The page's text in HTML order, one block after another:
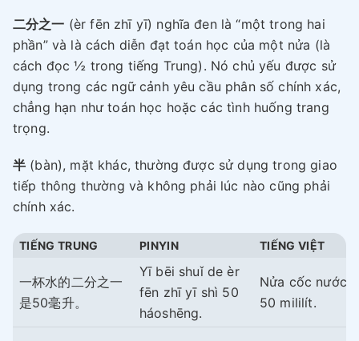
二分之一 (èr fēn zhī yī) nghĩa đen là “một trong hai
phần” và là cách diễn đạt toán học của một nửa (là
cách đọc ½ trong tiếng Trung). Nó chủ yếu được sử
dụng trong các ngữ cảnh yêu cầu phân số chính xác,
chẳng hạn như toán học hoặc các tình huống trang
trọng.
半 (bàn), mặt khác, thường được sử dụng trong giao
tiếp thông thường và không phải lúc nào cũng phải
chính xác.
TIẾNG TRUNG PINYIN TIẾNG VIỆT
一杯水的二分之一
是50毫升。
Yī bēi shuǐ de èr
fēn zhī yī shì 50
háoshēng.
Nửa cốc nước
50 mililít.